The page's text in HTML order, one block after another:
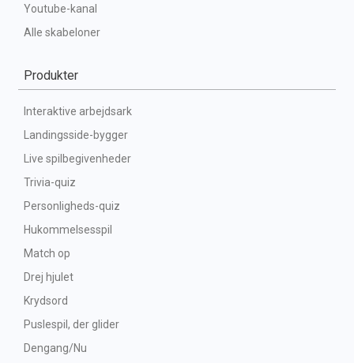
Youtube-kanal
Alle skabeloner
Produkter
Interaktive arbejdsark
Landingsside-bygger
Live spilbegivenheder
Trivia-quiz
Personligheds-quiz
Hukommelsesspil
Match op
Drej hjulet
Krydsord
Puslespil, der glider
Dengang/Nu